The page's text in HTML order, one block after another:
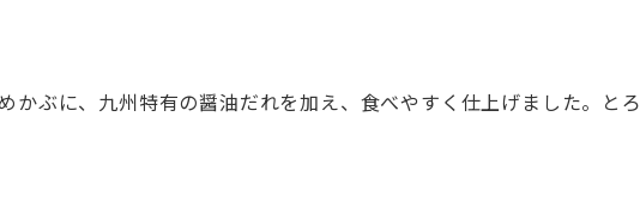
かぶに、九州特有の醤油だれを加え、食べやすく仕上げました。とろ